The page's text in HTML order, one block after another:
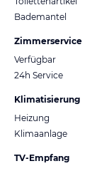
Bademantel
Zimmerservice
Verfügbar
24h Service
Klimatisierung
Heizung
Klimaanlage
TV-Empfang